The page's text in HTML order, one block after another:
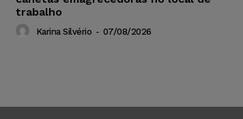
trabalho
Karina Silvério - 07/08/2026